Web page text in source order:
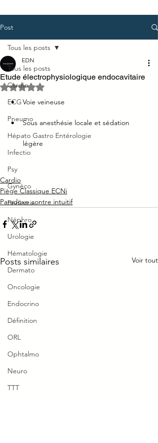
Post
Tous les posts
Cardio
ECG
Pneumo
Hépato Gastro Entérologie
Infectio
Psy
Gynéco
Pédiatrie
Néphro
Urologie
Hématologie
Dermato
Oncologie
Endocrino
Définition
ORL
Ophtalmo
Neuro
TTT
Tous les posts
Etude électrophysiologique endocavitaire
EDN
Noté NaN étoiles sur 5.
Voie veineuse
Sous anesthésie locale et sédation
légère
Cardio
Piège Classique ECNi
Paradoxe contre intuitif
Posts similaires Voir tout